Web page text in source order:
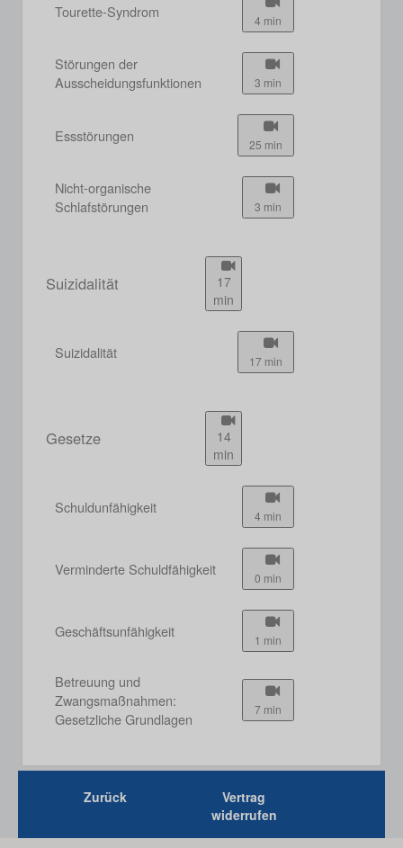
Tourette-Syndrom 4 min
Störungen der
Ausscheidungsfunktionen
3 min
Essstörungen 25 min
Nicht-organische
Schlafstörungen
3 min
Suizidalität
17
min
Suizidalität 17 min
Gesetze
14
min
Schuldunfähigkeit 4 min
Verminderte Schuldfähigkeit 0 min
Geschäftsunfähigkeit 1 min
Betreuung und
Zwangsmaßnahmen:
Gesetzliche Grundlagen
7 min
Zurück
Vertrag
widerrufen